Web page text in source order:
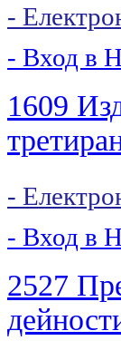
-
- Вход в
1609
-
- Вход в
2527